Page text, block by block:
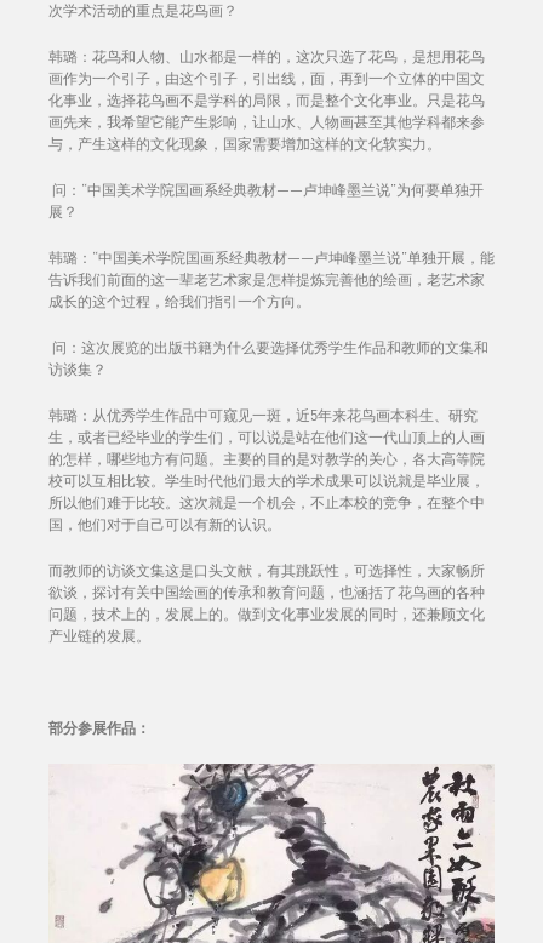
次学术活动的重点是花鸟画？
韩璐：花鸟和人物、山水都是一样的，这次只选了花鸟，是想用花鸟
画作为一个引子，由这个引子，引出线，面，再到一个立体的中国文
化事业，选择花鸟画不是学科的局限，而是整个文化事业。只是花鸟
画先来，我希望它能产生影响，让山水、人物画甚至其他学科都来参
与，产生这样的文化现象，国家需要增加这样的文化软实力。
问：“中国美术学院国画系经典教材——卢坤峰墨兰说”为何要单独开
展？
韩璐：“中国美术学院国画系经典教材——卢坤峰墨兰说”单独开展，能
告诉我们前面的这一辈老艺术家是怎样提炼完善他的绘画，老艺术家
成长的这个过程，给我们指引一个方向。
问：这次展览的出版书籍为什么要选择优秀学生作品和教师的文集和
访谈集？
韩璐：从优秀学生作品中可窥见一斑，近5年来花鸟画本科生、研究
生，或者已经毕业的学生们，可以说是站在他们这一代山顶上的人画
的怎样，哪些地方有问题。主要的目的是对教学的关心，各大高等院
校可以互相比较。学生时代他们最大的学术成果可以说就是毕业展，
所以他们难于比较。这次就是一个机会，不止本校的竞争，在整个中
国，他们对于自己可以有新的认识。
而教师的访谈文集这是口头文献，有其跳跃性，可选择性，大家畅所
欲谈，探讨有关中国绘画的传承和教育问题，也涵括了花鸟画的各种
问题，技术上的，发展上的。做到文化事业发展的同时，还兼顾文化
产业链的发展。
部分参展作品：